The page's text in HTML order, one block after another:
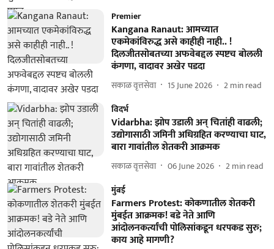
Premier
Kangana Ranaut: आमच्यात
एकमेकांविरुद्ध असे काहीही नाही.. !
दिलजीतसोबतच्या अफवेबद्दल स्पष्टच बोलली
कंगणा, वादावर अखेर पडदा
सकाळ वृत्तसेवा 15 June 2026 2min read
विदर्भ
Vidarbha: झोप उडाली अन् चितांही वाढली;
उद्योगासाठी जमिनी अधिग्रहित करण्याचा घाट,
बारा गावांतील शेतकरी आक्रमक
सकाळ वृत्तसेवा 06 June 2026 2min read
मुंबई
Farmers Protest: कोकणातील शेतकरी
मुंबईत आक्रमक! बडे नेते आणि
आंदोलनकर्त्यांची पोलिसांकडून धरपकड सुरु;
काय आहे मागणी?